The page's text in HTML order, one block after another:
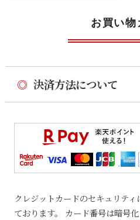
お買い物
◎ 決済方法について
クレジットカードのセキュリテ
ております。 カード番号は暗号